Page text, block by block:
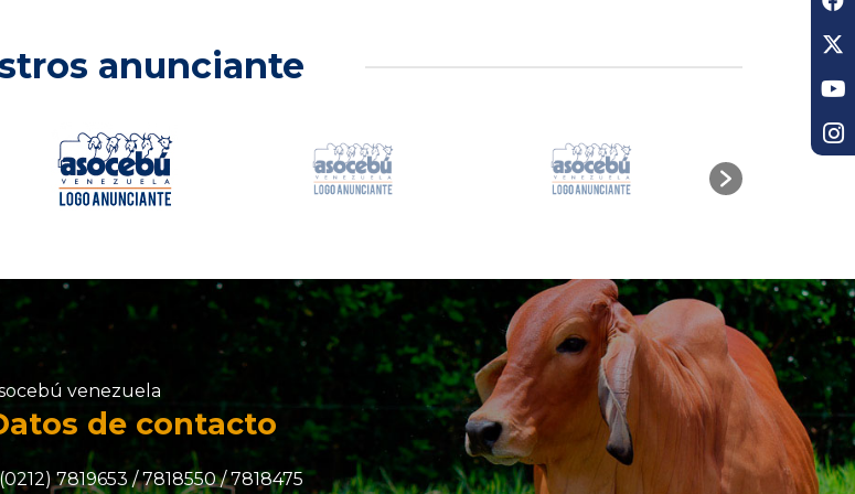
anunciante
venezuela
de contacto
(0212) 7819653 / 7818550 / 7818475